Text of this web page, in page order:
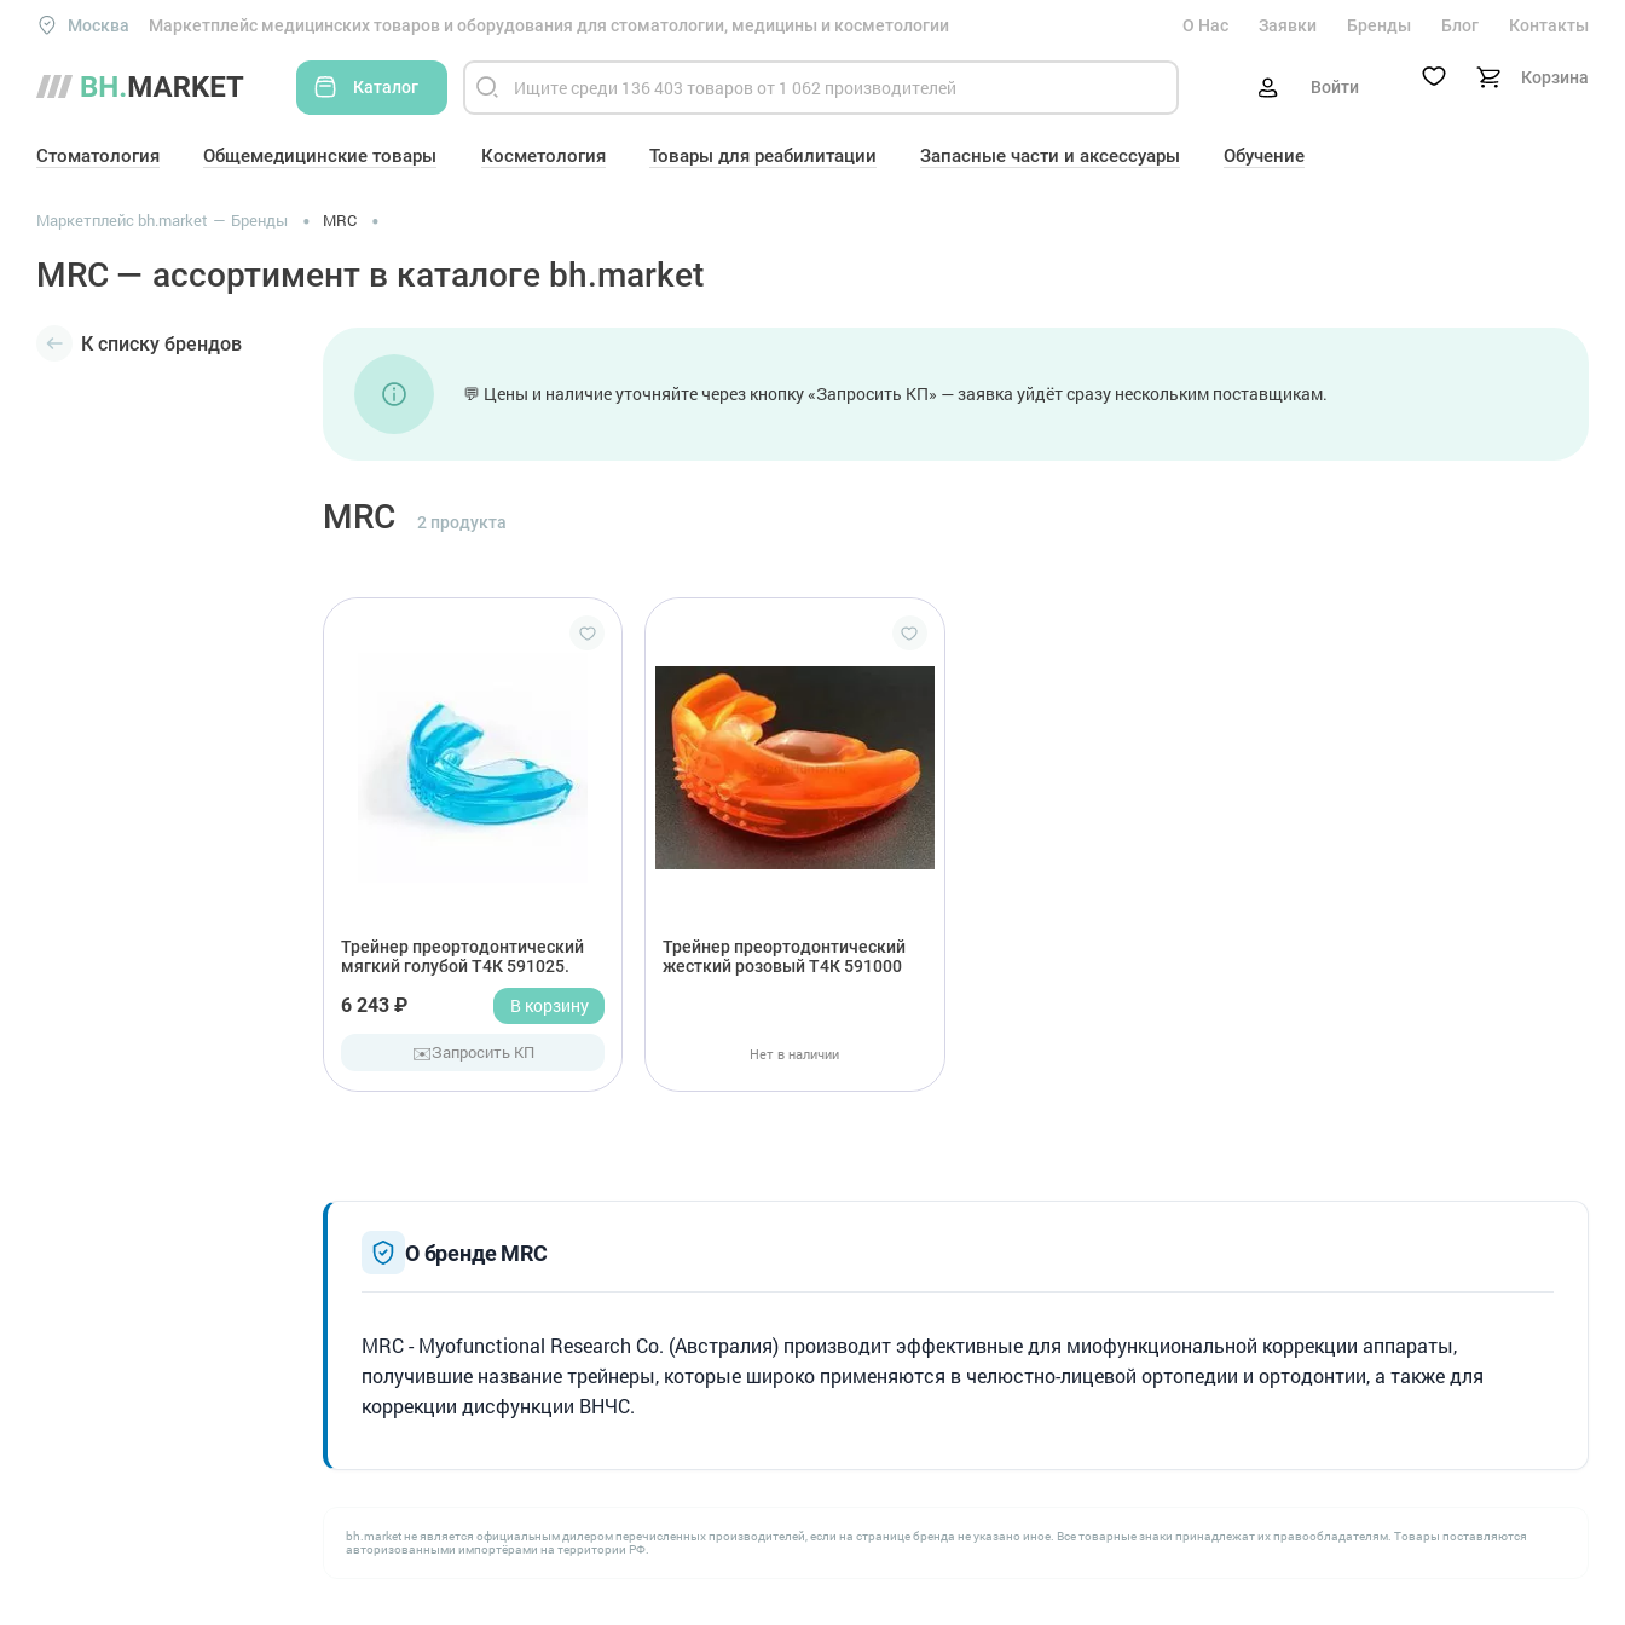
Москва Маркетплейс медицинских товаров и оборудования для стоматологии, медицины и косметологии О Нас Заявки Бренды Блог Контакты
Каталог Войти Корзина
Стоматология Общемедицинские товары Косметология Товары для реабилитации Запасные части и аксессуары Обучение
Маркетплейс bh.market Бренды MRC
MRC — ассортимент в каталоге bh.market
К списку брендов
💬 Цены и наличие уточняйте через кнопку «Запросить КП» — заявка уйдёт сразу нескольким поставщикам.
MRC 2 продукта
Трейнер преортодонтический
мягкий голубой Т4К 591025.
6 243 ₽ В корзину
✉️Запросить КП
Трейнер преортодонтический
жесткий розовый Т4К 591000
Нет в наличии
О бренде MRC
MRC - Myofunctional Research Co. (Австралия) производит эффективные для миофункциональной коррекции аппараты,
получившие название трейнеры, которые широко применяются в челюстно-лицевой ортопедии и ортодонтии, а также для
коррекции дисфункции ВНЧС.
bh.market не является официальным дилером перечисленных производителей, если на странице бренда не указано иное. Все товарные знаки принадлежат их правообладателям. Товары поставляются
авторизованными импортёрами на территории РФ.